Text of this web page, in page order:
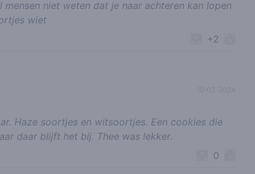
niet weten dat je naar achteren kan lopen
wiet
+2
10-03-2024
Haze soortjes en witsoortjes. Een cookies die
daar blijft het bij. Thee was lekker.
0